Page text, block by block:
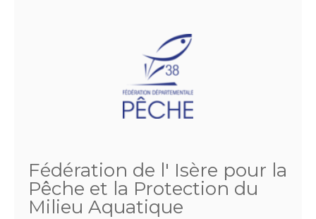
Fédération de l' Isère pour la
Pêche et la Protection du
Milieu Aquatique